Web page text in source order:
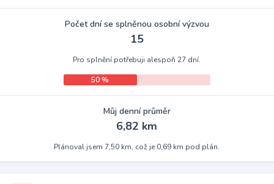
Počet dní se splněnou osobní výzvou
15
Pro splnění potřebuji alespoň 27 dní.
50 %
Můj denní průměr
6,82 km
Plánoval jsem 7,50 km, což je 0,69 km pod plán.